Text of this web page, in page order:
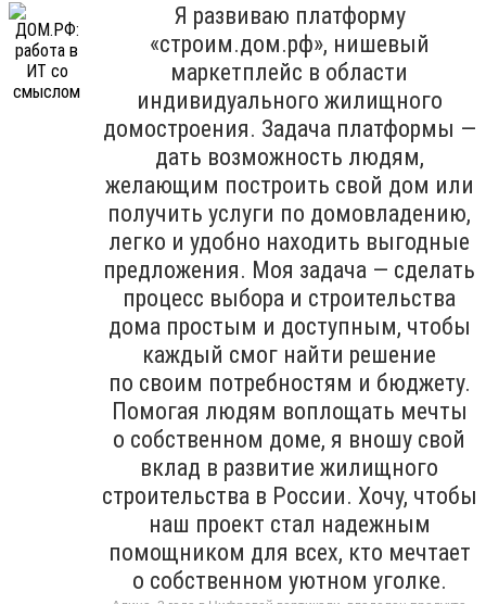
Я развиваю платформу
«строим.дом.рф», нишевый
маркетплейс в области
индивидуального жилищного
домостроения. Задача платформы —
дать возможность людям,
желающим построить свой дом или
получить услуги по домовладению,
легко и удобно находить выгодные
предложения. Моя задача — сделать
процесс выбора и строительства
дома простым и доступным, чтобы
каждый смог найти решение
по своим потребностям и бюджету.
Помогая людям воплощать мечты
о собственном доме, я вношу свой
вклад в развитие жилищного
строительства в России. Хочу, чтобы
наш проект стал надежным
помощником для всех, кто мечтает
о собственном уютном уголке.